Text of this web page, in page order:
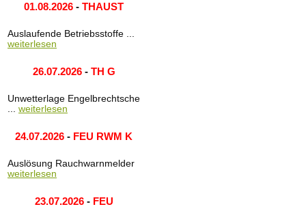
01.08.2026 - THAUST
Auslaufende Betriebsstoffe ...
weiterlesen
26.07.2026- TH G
Unwetterlage Engelbrechtsche
... weiterlesen
24.07.2026 - FEU RWM K
Auslösung Rauchwarnmelder
weiterlesen
23.07.2026- FEU